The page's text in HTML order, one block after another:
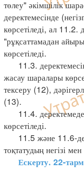
төлеу" әкімшілік
деректемесінде
көрсетіледі, ал
"рұқсаттамадан
көрсетіледі.
11.3.
жасау шаралары
тексеру (12),
(13).
11.4. деректемеде
көрсетіледі.
11.5 және 11.6-
тоқтатудың негізі
Ескерту. 22-